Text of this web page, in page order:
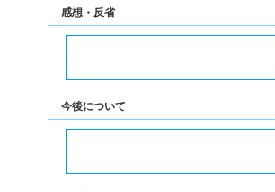
感想・反省
今後について